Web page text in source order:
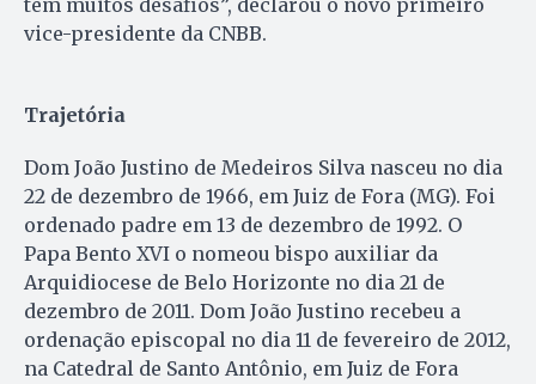
tem muitos desafios”, declarou o novo primeiro
vice-presidente da CNBB.
Trajetória
Dom João Justino de Medeiros Silva nasceu no dia
22 de dezembro de 1966, em Juiz de Fora (MG). Foi
ordenado padre em 13 de dezembro de 1992. O
Papa Bento XVI o nomeou bispo auxiliar da
Arquidiocese de Belo Horizonte no dia 21 de
dezembro de 2011. Dom João Justino recebeu a
ordenação episcopal no dia 11 de fevereiro de 2012,
na Catedral de Santo Antônio, em Juiz de Fora